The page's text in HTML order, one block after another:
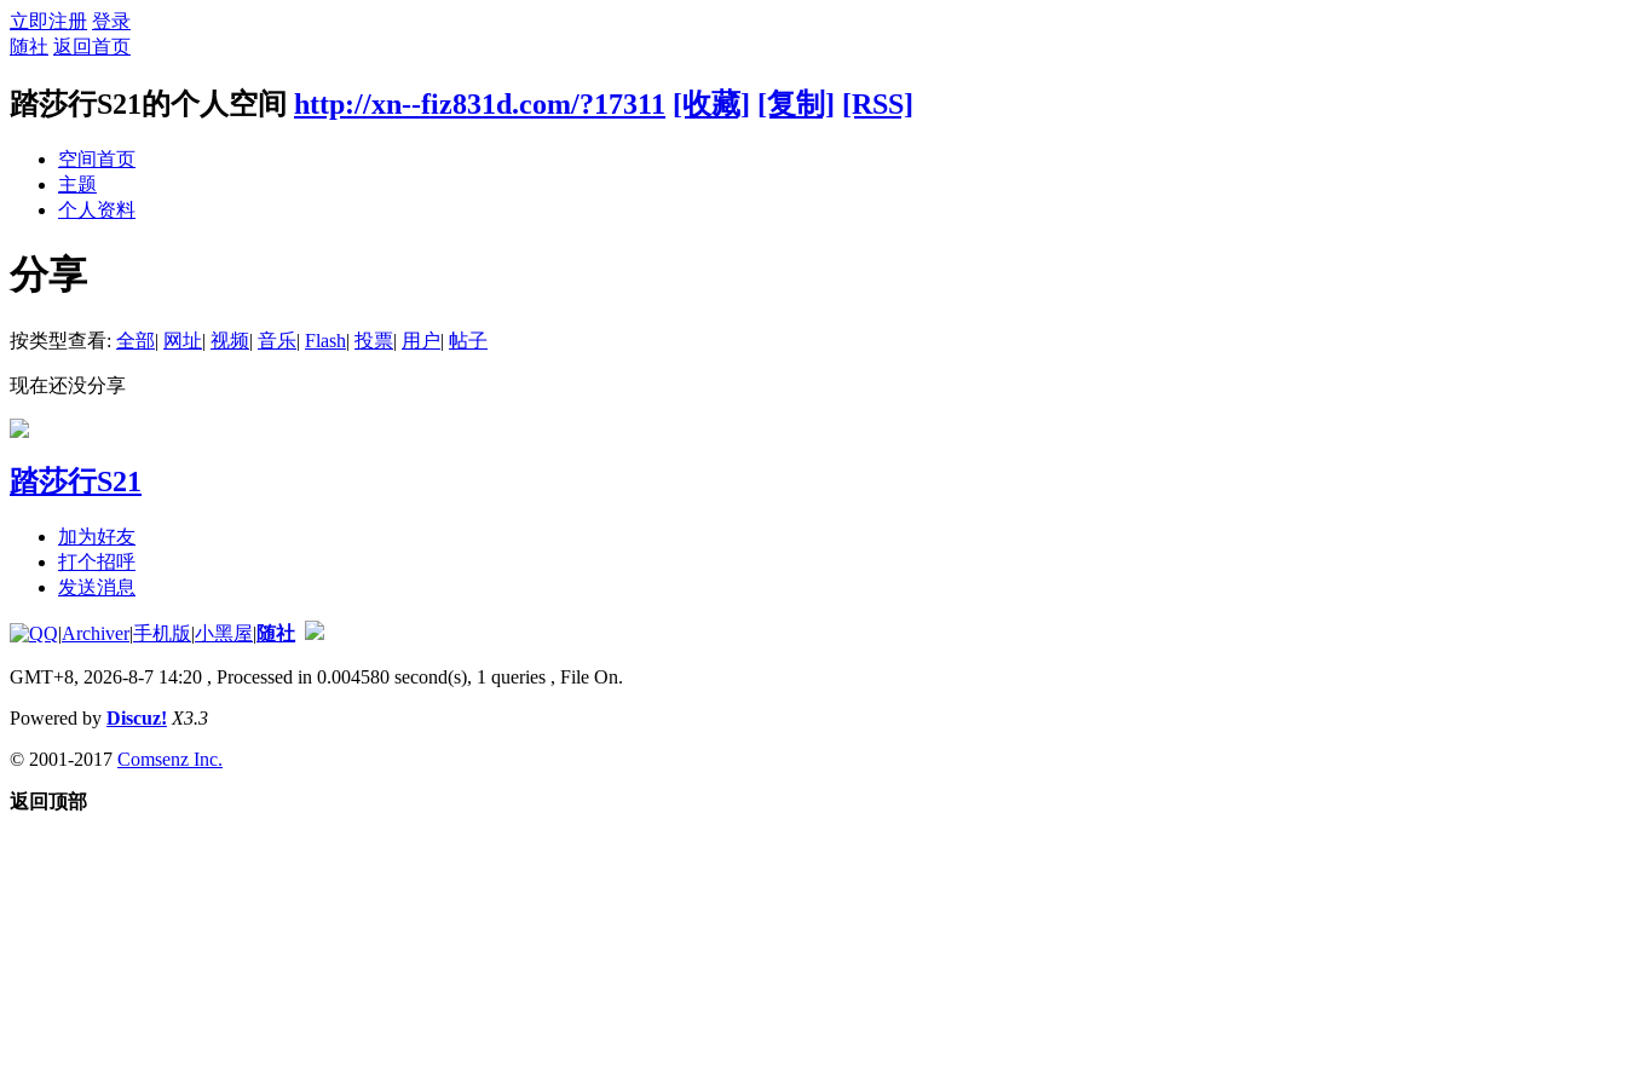
立即注册 登录
随社 返回首页
踏莎行S21的个人空间 http://xn--fiz831d.com/?17311 [收藏] [复制] [RSS]
空间首页
主题
个人资料
分享
按类型查看: 全部| 网址| 视频| 音乐| Flash| 投票| 用户| 帖子
现在还没分享
踏莎行S21
加为好友
打个招呼
发送消息
|Archiver|手机版|小黑屋|随社
GMT+8, 2026-8-7 14:20 , Processed in 0.004580 second(s), 1 queries , File On.
Powered by Discuz! X3.3
© 2001-2017 Comsenz Inc.
返回顶部